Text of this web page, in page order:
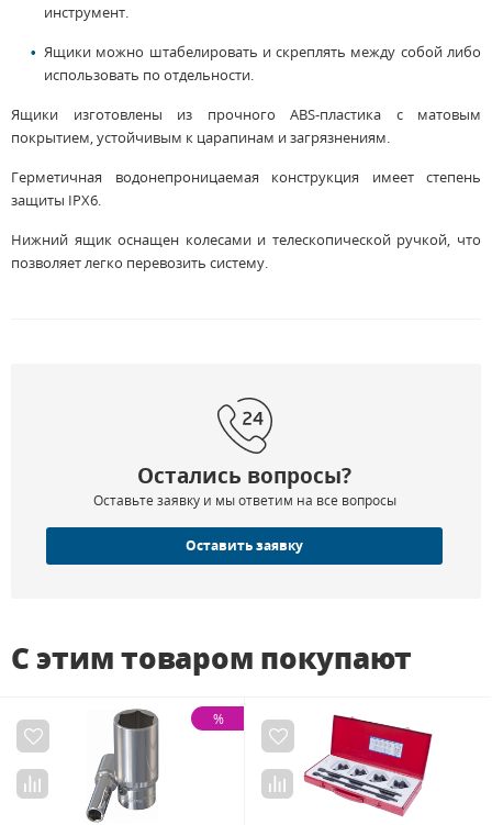
инструмент.
Ящики можно штабелировать и скреплять между собой либо
использовать по отдельности.
Ящики изготовлены из прочного ABS-пластика с матовым
покрытием, устойчивым к царапинам и загрязнениям.
Герметичная водонепроницаемая конструкция имеет степень
защиты IPX6.
Нижний ящик оснащен колесами и телескопической ручкой, что
позволяет легко перевозить систему.
Остались вопросы?
Оставьте заявку и мы ответим на все вопросы
Оставить заявку
С этим товаром покупают
%